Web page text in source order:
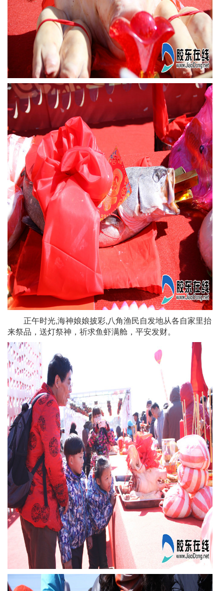
正午时光,海神娘娘披彩,八角渔民自发地从各自家里抬
来祭品，送灯祭神，祈求鱼虾满舱，平安发财。